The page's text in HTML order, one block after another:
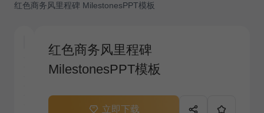
红色商务风里程碑 MilestonesPPT模板
红色商务风里程碑
MilestonesPPT模板
立即下载